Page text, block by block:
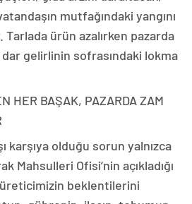
mutfağındaki yangını
ürün azalırken pazarda
gelirlinin sofrasındaki lokma
HER BAŞAK, PAZARDA ZAM
karşıya olduğu sorun yalnızca
Mahsulleri Ofisi’nin açıkladığı
üreticimizin beklentilerini